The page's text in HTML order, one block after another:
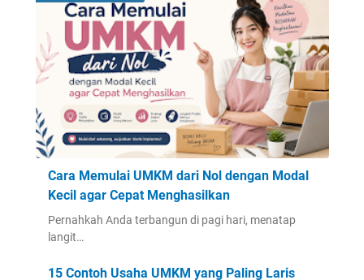
Cara Memulai UMKM dari Nol dengan Modal
Kecil agar Cepat Menghasilkan
Pernahkah Anda terbangun di pagi hari, menatap
langit…
15 Contoh Usaha UMKM yang Paling Laris